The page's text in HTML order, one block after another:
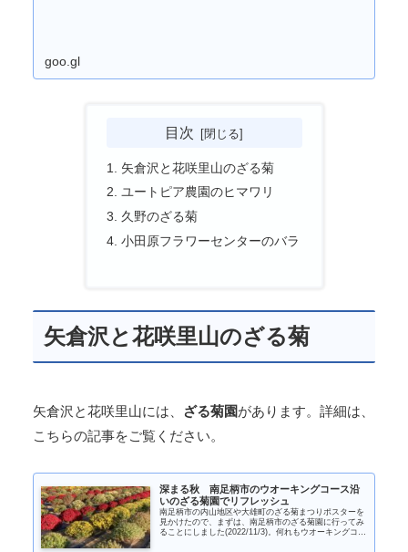
goo.gl
目次
矢倉沢と花咲里山のざる菊
ユートピア農園のヒマワリ
久野のざる菊
小田原フラワーセンターのバラ
矢倉沢と花咲里山のざる菊
矢倉沢と花咲里山には、 ざる菊園があります。詳細は、
こちらの記事をご覧ください。
深まる秋 南足柄市のウオーキングコース沿
いのざる菊園でリフレッシュ
南足柄市の内山地区や大雄町のざる菊まつりポスターを
見かけたので、まずは、南足柄市のざる菊園に行ってみ
ることにしました(2022/11/3)。何れもウオーキングコー